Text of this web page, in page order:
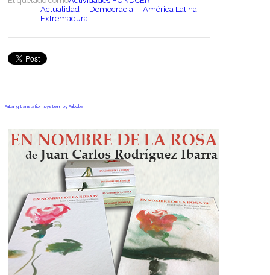
Actualidad
Democracia
América Latina
Extremadura
FaLang translation system by Faboba